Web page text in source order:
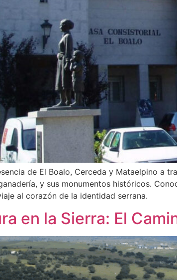
de El Boalo, Cerceda y Mataelpino a
y sus monumentos históricos.
al corazón de la identidad serrana.
en la Sierra: El